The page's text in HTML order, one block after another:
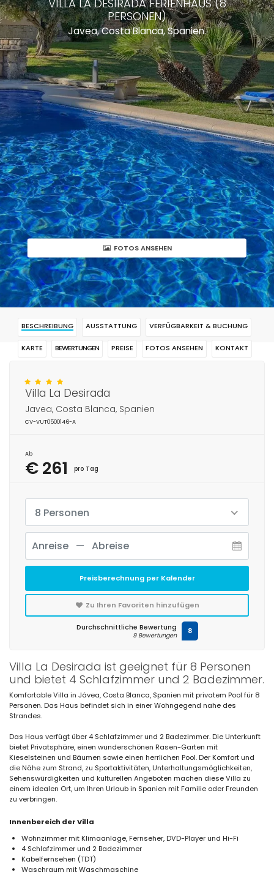
VILLA LA DESIRADA FERIENHAUS (8
PERSONEN)
Javea, Costa Blanca, Spanien.
FOTOS ANSEHEN
BESCHREIBUNG AUSSTATTUNG VERFÜGBARKEIT & BUCHUNG
KARTE BEWERTUNGEN PREISE FOTOS ANSEHEN KONTAKT
Villa La Desirada ist geeignet für 8 Personen
und bietet 4 Schlafzimmer und 2 Badezimmer.
Komfortable Villa in Jávea, Costa Blanca, Spanien mit privatem Pool für 8
Personen. Das Haus befindet sich in einer Wohngegend nahe des
Strandes.
Das Haus verfügt über 4 Schlafzimmer und 2 Badezimmer. Die Unterkunft
bietet Privatsphäre, einen wunderschönen Rasen-Garten mit
Kieselsteinen und Bäumen sowie einen herrlichen Pool. Der Komfort und
die Nähe zum Strand, zu Sportaktivitäten, Unterhaltungsmöglichkeiten,
Sehenswürdigkeiten und kulturellen Angeboten machen diese Villa zu
einem idealen Ort, um Ihren Urlaub in Spanien mit Familie oder Freunden
zu verbringen.
Innenbereich der Villa
Wohnzimmer mit Klimaanlage, Fernseher, DVD-Player und Hi-Fi
4 Schlafzimmer und 2 Badezimmer
Kabelfernsehen (TDT)
Waschraum mit Waschmaschine
Villa La Desirada
Javea, Costa Blanca, Spanien
CV-VUT0500146-A
Ab
€ 261 pro Tag
8 Personen
Preisberechnung per Kalender
Zu Ihren Favoriten hinzufügen
Durchschnittliche Bewertung
9 Bewertungen 8